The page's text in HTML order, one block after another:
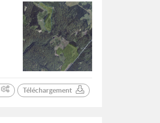
Téléchargement